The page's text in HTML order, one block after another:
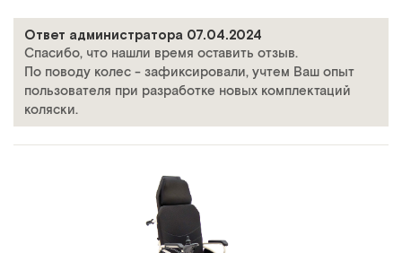
Ответ администратора 07.04.2024
Спасибо, что нашли время оставить отзыв.
По поводу колес - зафиксировали, учтем Ваш опыт
пользователя при разработке новых комплектаций
коляски.